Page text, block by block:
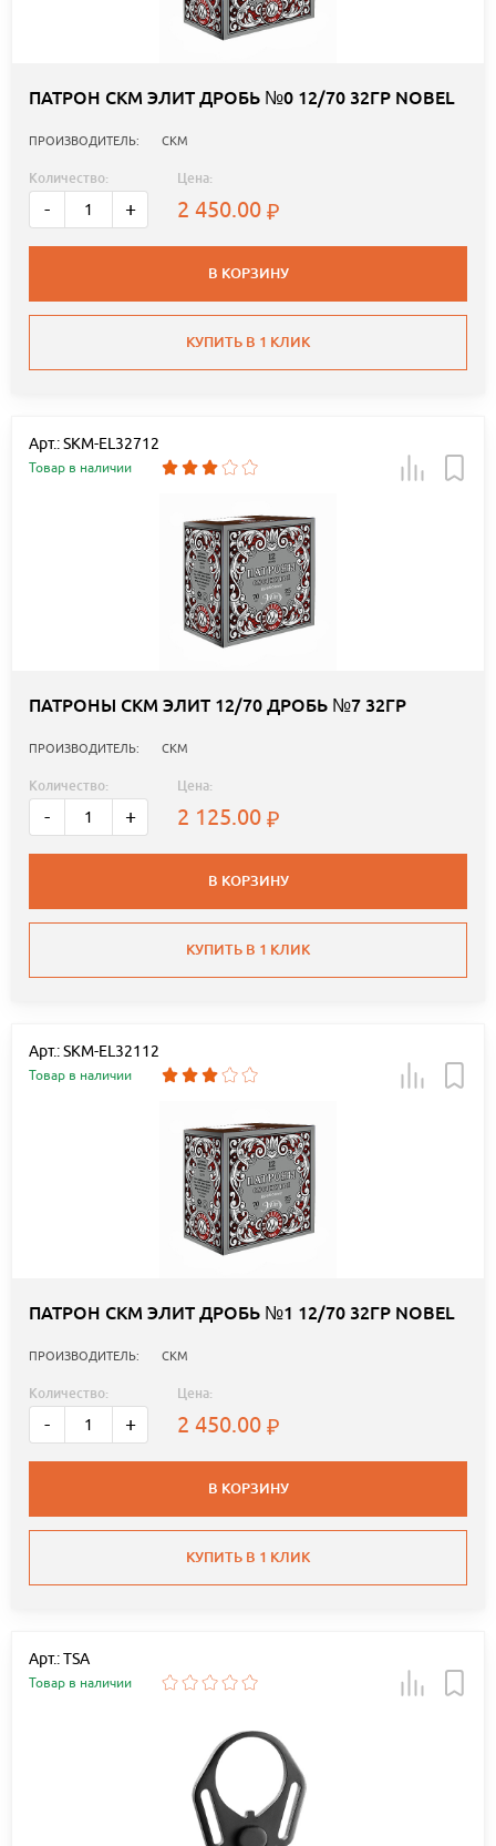
ПАТРОН СКМ ЭЛИТ ДРОБЬ №0 12/70 32ГР NOBEL
ПРОИЗВОДИТЕЛЬ: СКМ
Количество:
- +
Цена:
2 450.00
В КОРЗИНУ
КУПИТЬ В 1 КЛИК
Арт.: SKM-EL32712
Товар в наличии
ПАТРОНЫ СКМ ЭЛИТ 12/70 ДРОБЬ №7 32ГР
ПРОИЗВОДИТЕЛЬ: СКМ
Количество:
- +
Цена:
2 125.00
В КОРЗИНУ
КУПИТЬ В 1 КЛИК
Арт.: SKM-EL32112
Товар в наличии
ПАТРОН СКМ ЭЛИТ ДРОБЬ №1 12/70 32ГР NOBEL
ПРОИЗВОДИТЕЛЬ: СКМ
Количество:
- +
Цена:
2 450.00
В КОРЗИНУ
КУПИТЬ В 1 КЛИК
Арт.: TSA
Товар в наличии